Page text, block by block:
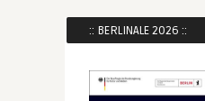
:: BERLINALE 2026 ::